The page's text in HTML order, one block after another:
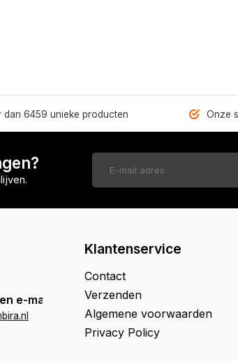
dan 6459 unieke producten Onze
e-mail
Klantenservice
Contact
Verzenden
Algemene voorwaarden
Privacy Policy